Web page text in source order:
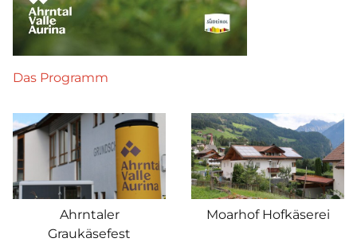
Das Programm
Ahrntaler
Graukäsefest
Moarhof Hofkäserei